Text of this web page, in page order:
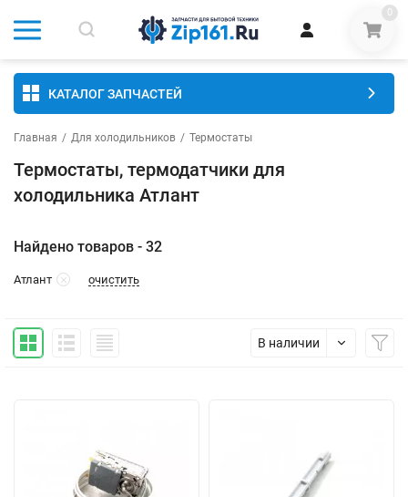
0
КАТАЛОГ ЗАПЧАСТЕЙ
Главная / Для холодильников / Термостаты
Термостаты, термодатчики для
холодильника Атлант
Найдено товаров - 32
Атлант очистить
В наличии